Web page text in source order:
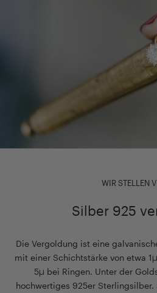
WIR STELLEN
Silber 925
Die Vergoldung ist eine
mit einer Schichtstärke von etwa
5µ bei Ringen. Unter der
hochwertiges 925er